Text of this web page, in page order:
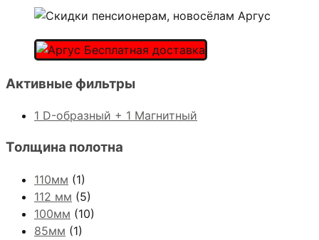
Активные фильтры
1 D-образный + 1 Магнитный
Толщина полотна
110мм (1)
112 мм (5)
100мм (10)
85мм (1)